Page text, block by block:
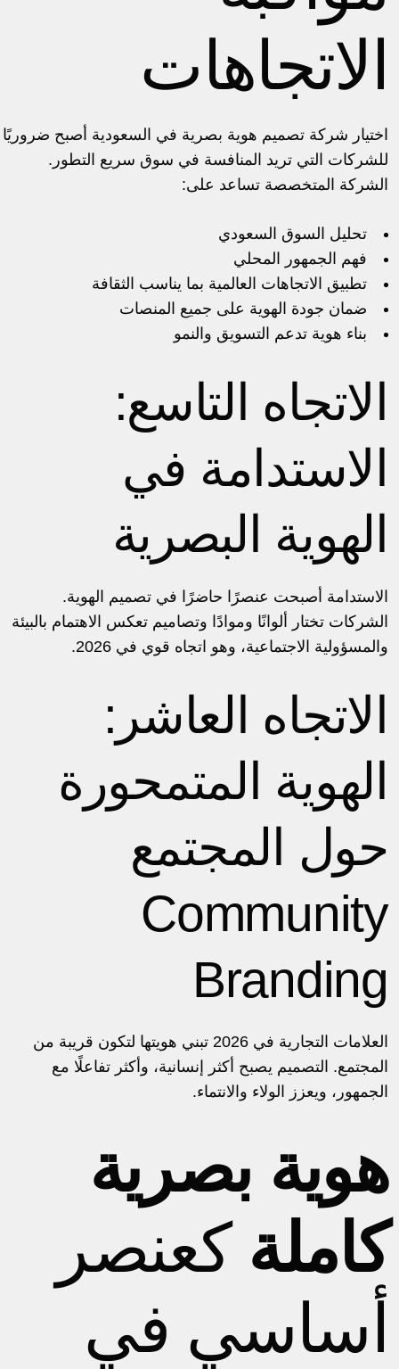
الاتجاهات
اختيار شركة تصميم هوية بصرية في السعودية أصبح ضروريًا
للشركات التي تريد المنافسة في سوق سريع التطور.
الشركة المتخصصة تساعد على:
تحليل السوق السعودي
فهم الجمهور المحلي
تطبيق الاتجاهات العالمية بما يناسب الثقافة
ضمان جودة الهوية على جميع المنصات
بناء هوية تدعم التسويق والنمو
الاتجاه التاسع:
الاستدامة في
الهوية البصرية
الاستدامة أصبحت عنصرًا حاضرًا في تصميم الهوية.
الشركات تختار ألوانًا وموادًا وتصاميم تعكس الاهتمام بالبيئة
والمسؤولية الاجتماعية، وهو اتجاه قوي في 2026.
الاتجاه العاشر:
الهوية المتمحورة
حول المجتمع
Community
Branding
العلامات التجارية في 2026 تبني هويتها لتكون قريبة من
المجتمع. التصميم يصبح أكثر إنسانية، وأكثر تفاعلًا مع
الجمهور، ويعزز الولاء والانتماء.
هوية بصرية
كاملة كعنصر
أساسي في